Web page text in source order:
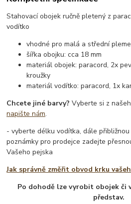
Stahovací obojek ručně pletený z
vodítko
vhodné pro malá a střední
šířka obojku: cca 18 mm
materiál obojek: paracord, 2x
kroužky
materiál vodítko: paracord, 1x
Chcete jiné barvy? Vyberte si z
napište nám.
- vyberte délku vodítka, dále
poznámky pro prodejce zadejte
Vašeho pejska
Jak správně změřit obvod krku
Po dohodě lze vyrobit obojek či
představ.